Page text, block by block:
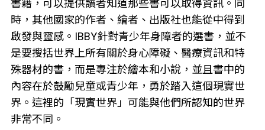
書籍，可以提供讀者知道那些書可以取得資訊。同
時，其他國家的作者、繪者、出版社也能從中得到
啟發與靈感。IBBY針對青少年身障者的選書，並不
是要搜括世界上所有關於身心障礙、醫療資訊和特
殊器材的書，而是專注於繪本和小說，並且書中的
內容在於鼓勵兒童或青少年，勇於踏入這個現實世
界。這裡的「現實世界」可能與他們所認知的世界
非常不同。